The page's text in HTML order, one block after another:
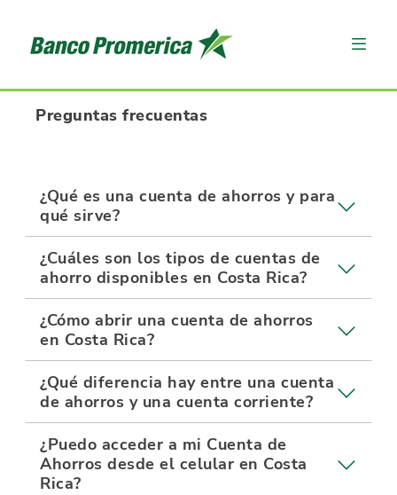
Preguntas frecuentas
¿Qué es una cuenta de ahorros y para
qué sirve?
¿Cuáles son los tipos de cuentas de
ahorro disponibles en Costa Rica?
¿Cómo abrir una cuenta de ahorros
en Costa Rica?
¿Qué diferencia hay entre una cuenta
de ahorros y una cuenta corriente?
¿Puedo acceder a mi Cuenta de
Ahorros desde el celular en Costa
Rica?